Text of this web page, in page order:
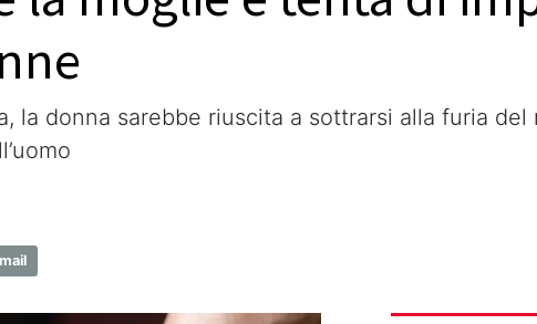
la donna sarebbe riuscita a sottrarsi alla furia del